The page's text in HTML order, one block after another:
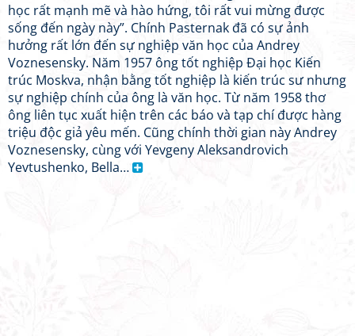
học rất mạnh mẽ và hào hứng, tôi rất vui mừng được
sống đến ngày này”. Chính Pasternak đã có sự ảnh
hưởng rất lớn đến sự nghiệp văn học của Andrey
Voznesensky. Năm 1957 ông tốt nghiệp Đại học Kiến
trúc Moskva, nhận bằng tốt nghiệp là kiến trúc sư nhưng
sự nghiệp chính của ông là văn học. Từ năm 1958 thơ
ông liên tục xuất hiện trên các báo và tạp chí được hàng
triệu độc giả yêu mến. Cũng chính thời gian này Andrey
Voznesensky, cùng với Yevgeny Aleksandrovich
Yevtushenko, Bella…